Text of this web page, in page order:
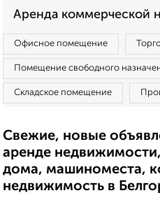
Аренда коммерческой
Офисное помещение
Помещение свободного
Складское помещение
Свежие, новые
аренде
дома, машиноместа,
недвижимость в